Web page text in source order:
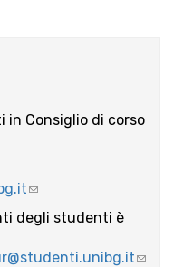
in Consiglio di corso
(link
sends
e-
mail)
degli studenti è
(link